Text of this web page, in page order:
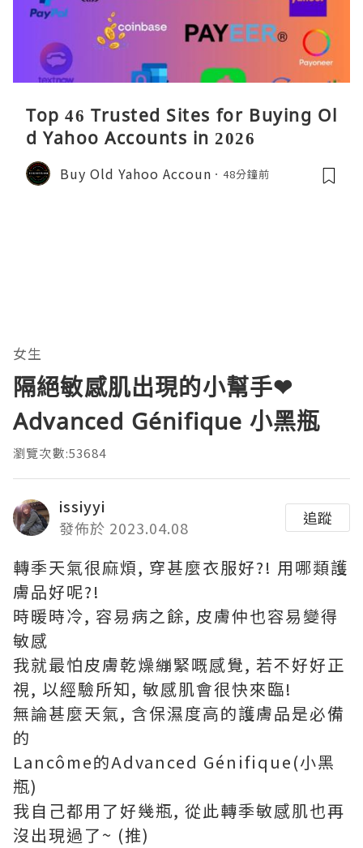
Top 46 Trusted Sites for Buying Ol
d Yahoo Accounts in 2026
Buy Old Yahoo Accoun 48分鐘前
女生
隔絕敏感肌出現的小幫手❤
Advanced Génifique 小黑瓶
瀏覽次數:53684
issiyyi
發佈於 2023.04.08
追蹤
轉季天氣很麻煩, 穿甚麼衣服好?! 用哪類護
膚品好呢?!
時暖時冷, 容易病之餘, 皮膚仲也容易變得
敏感
我就最怕皮膚乾燥繃緊嘅感覺, 若不好好正
視, 以經驗所知, 敏感肌會很快來臨!
無論甚麼天氣, 含保濕度高的護膚品是必備
的
Lancôme的Advanced Génifique(小黑
瓶)
我自己都用了好幾瓶, 從此轉季敏感肌也再
沒出現過了~ (推)